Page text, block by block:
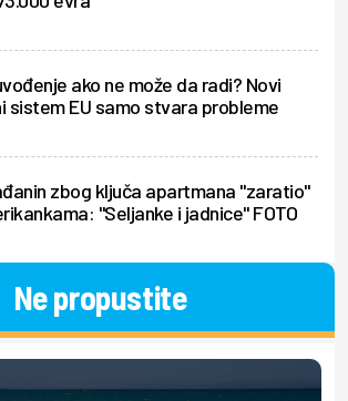
ako ne može da radi? Novi
sistem EU samo stvara probleme
zbog ključa apartmana "zaratio"
"Seljanke i jadnice" FOTO
Ne propustite